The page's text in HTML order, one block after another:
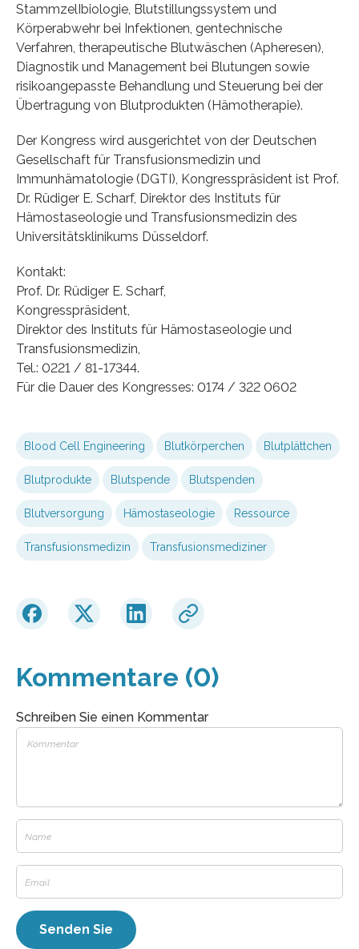
StammzelIbiologie, Blutstillungssystem und
Körperabwehr bei Infektionen, gentechnische
Verfahren, therapeutische Blutwäschen (Apheresen),
Diagnostik und Management bei Blutungen sowie
risikoangepasste Behandlung und Steuerung bei der
Übertragung von Blutprodukten (Hämotherapie).
Der Kongress wird ausgerichtet von der Deutschen
Gesellschaft für Transfusionsmedizin und
Immunhämatologie (DGTI), Kongresspräsident ist Prof.
Dr. Rüdiger E. Scharf, Direktor des Instituts für
Hämostaseologie und Transfusionsmedizin des
Universitätsklinikums Düsseldorf.
Kontakt:
Prof. Dr. Rüdiger E. Scharf,
Kongresspräsident,
Direktor des Instituts für Hämostaseologie und
Transfusionsmedizin,
Tel.: 0221 / 81-17344.
Für die Dauer des Kongresses: 0174 / 322 0602
Blood Cell Engineering Blutkörperchen Blutplättchen
Blutprodukte Blutspende Blutspenden
Blutversorgung Hämostaseologie Ressource
Transfusionsmedizin Transfusionsmediziner
Kommentare (0)
Schreiben Sie einen Kommentar